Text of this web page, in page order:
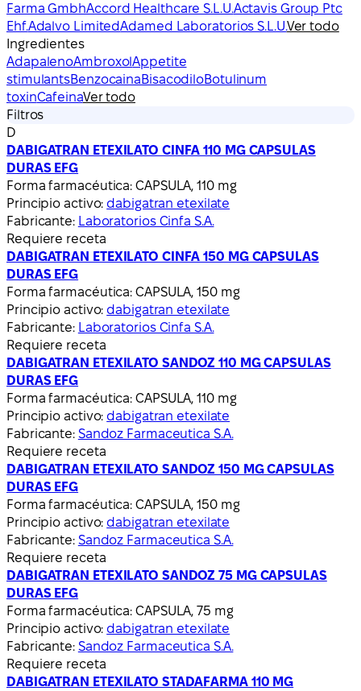
Farma GmbhAccord Healthcare S.L.U.Actavis Group Ptc
Ehf.Adalvo LimitedAdamed Laboratorios S.L.U.Ver todo
Ingredientes
AdapalenoAmbroxolAppetite
stimulantsBenzocainaBisacodiloBotulinum
toxinCafeinaVer todo
Filtros
D
DABIGATRAN ETEXILATO CINFA 110 MG CAPSULAS
DURAS EFG
Forma farmacéutica: CAPSULA, 110 mg
Principio activo: dabigatran etexilate
Fabricante: Laboratorios Cinfa S.A.
Requiere receta
DABIGATRAN ETEXILATO CINFA 150 MG CAPSULAS
DURAS EFG
Forma farmacéutica: CAPSULA, 150 mg
Principio activo: dabigatran etexilate
Fabricante: Laboratorios Cinfa S.A.
Requiere receta
DABIGATRAN ETEXILATO SANDOZ 110 MG CAPSULAS
DURAS EFG
Forma farmacéutica: CAPSULA, 110 mg
Principio activo: dabigatran etexilate
Fabricante: Sandoz Farmaceutica S.A.
Requiere receta
DABIGATRAN ETEXILATO SANDOZ 150 MG CAPSULAS
DURAS EFG
Forma farmacéutica: CAPSULA, 150 mg
Principio activo: dabigatran etexilate
Fabricante: Sandoz Farmaceutica S.A.
Requiere receta
DABIGATRAN ETEXILATO SANDOZ 75 MG CAPSULAS
DURAS EFG
Forma farmacéutica: CAPSULA, 75 mg
Principio activo: dabigatran etexilate
Fabricante: Sandoz Farmaceutica S.A.
Requiere receta
DABIGATRAN ETEXILATO STADAFARMA 110 MG